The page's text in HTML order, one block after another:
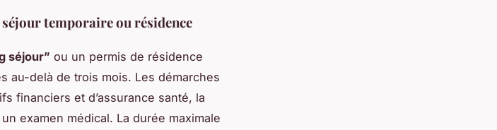
temporaire ou résidence
séjour” ou un permis de résidence
au-delà de trois mois. Les démarches
financiers et d’assurance santé, la
examen médical. La durée maximale